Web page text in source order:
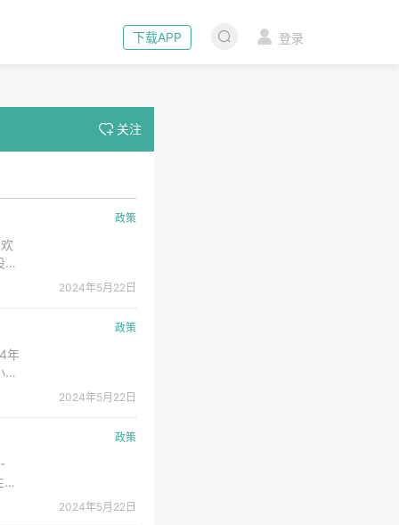
下载APP 登录
关注
政策
2024年5月22日
政策
年
2024年5月22日
政策
2024年5月22日